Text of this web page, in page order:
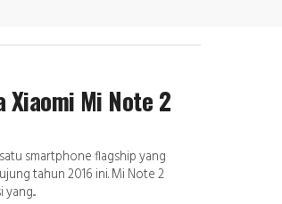
Xiaomi Mi Note 2
smartphone flagship yang
tahun 2016 ini. Mi Note 2